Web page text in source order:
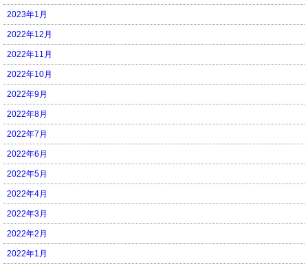
2023年1月
2022年12月
2022年11月
2022年10月
2022年9月
2022年8月
2022年7月
2022年6月
2022年5月
2022年4月
2022年3月
2022年2月
2022年1月